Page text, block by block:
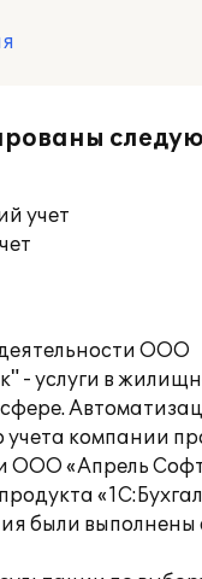
учет
ООО
- услуги в
учета компании
ООО «Апрель
были